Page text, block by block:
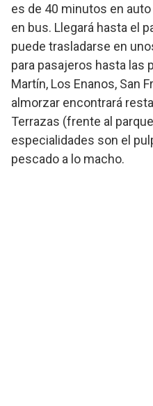
es de 40 minutos en
en bus. Llegará hasta el
puede trasladarse en
para pasajeros hasta las
Martín, Los Enanos, San
almorzar encontrará
Terrazas (frente al
especialidades son el
pescado a lo macho.